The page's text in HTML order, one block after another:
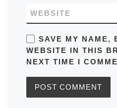
WEBSITE
SAVE MY NAME,
WEBSITE IN THIS
NEXT TIME I